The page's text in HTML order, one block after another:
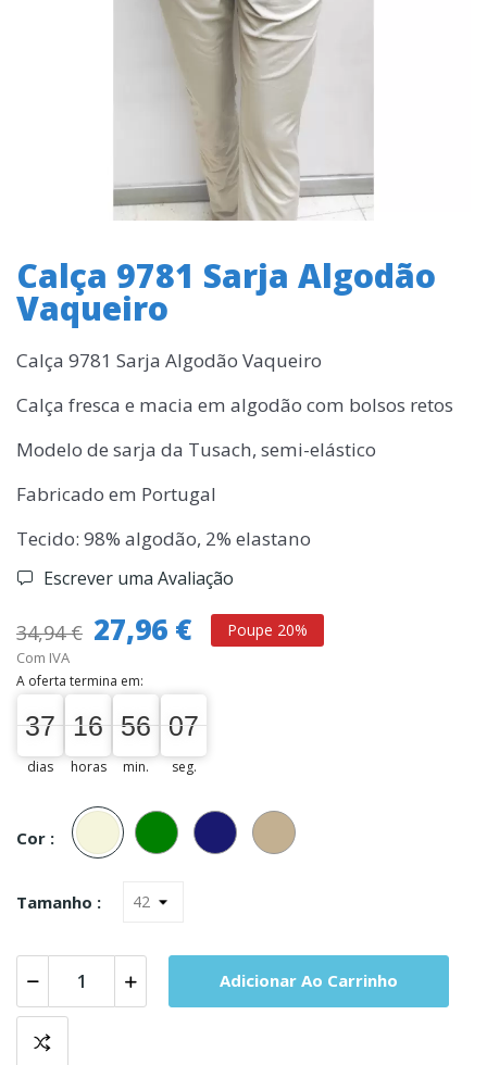
Calça 9781 Sarja Algodão
Vaqueiro
Calça 9781 Sarja Algodão Vaqueiro
Calça fresca e macia em algodão com bolsos retos
Modelo de sarja da Tusach, semi-elástico
Fabricado em Portugal
Tecido: 98% algodão, 2% elastano
Escrever uma Avaliação
34,94 € 27,96 € Poupe 20%
Com IVA
A oferta termina em:
37
37
00
dias
16
16
00
horas
56
56
00
min.
07
06
07
seg.
Cor :
Bege Verde Marinho
Tamanho :
Adicionar Ao Carrinho